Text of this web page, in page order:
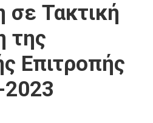
Τακτική
της
Επιτροπής
2023